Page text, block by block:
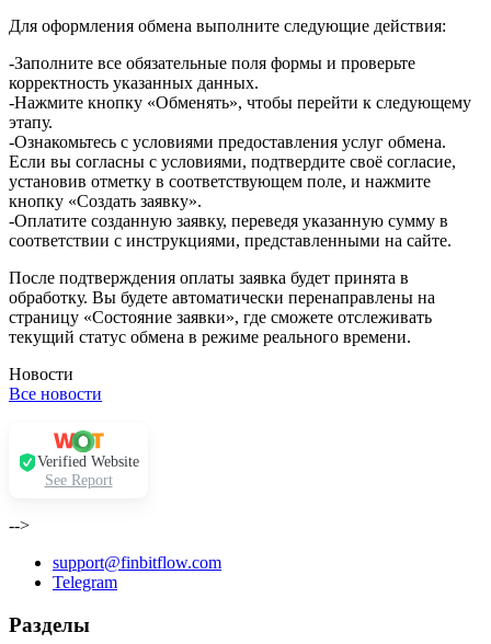
Для оформления обмена выполните следующие действия:
-Заполните все обязательные поля формы и проверьте
корректность указанных данных.
-Нажмите кнопку «Обменять», чтобы перейти к следующему
этапу.
-Ознакомьтесь с условиями предоставления услуг обмена.
Если вы согласны с условиями, подтвердите своё согласие,
установив отметку в соответствующем поле, и нажмите
кнопку «Создать заявку».
-Оплатите созданную заявку, переведя указанную сумму в
соответствии с инструкциями, представленными на сайте.
После подтверждения оплаты заявка будет принята в
обработку. Вы будете автоматически перенаправлены на
страницу «Состояние заявки», где сможете отслеживать
текущий статус обмена в режиме реального времени.
Новости
Все новости
Verified Website
See Report
-->
support@finbitflow.com
Telegram
Разделы